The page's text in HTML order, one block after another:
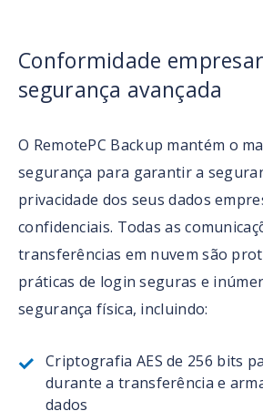
Conformidade
segurança avançada
O RemotePC Backup mantém o
segurança para garantir a
privacidade dos seus dados
confidenciais. Todas as
transferências em nuvem são
práticas de login seguras e
segurança física, incluindo:
Criptografia AES de 256 bits
durante a transferência e
dados